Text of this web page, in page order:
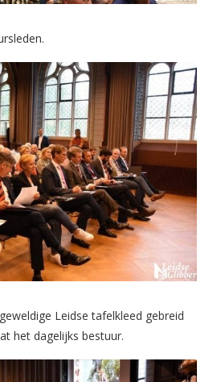
Leidse tafelkleed gebreid
het dagelijks bestuur.